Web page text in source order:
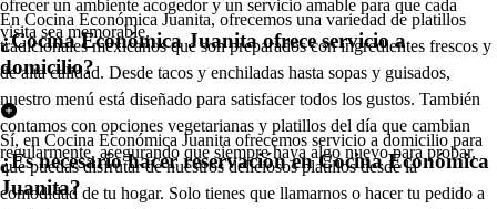
ofrecer un ambiente acogedor y un servicio amable para que cada
visita sea memorable.
En Cocina Económica Juanita, ofrecemos una variedad de platillos
tradicionales mexicanos que son preparados con ingredientes frescos y
de alta calidad. Desde tacos y enchiladas hasta sopas y guisados,
nuestro menú está diseñado para satisfacer todos los gustos. También
contamos con opciones vegetarianas y platillos del día que cambian
regularmente, asegurando que siempre haya algo nuevo para probar.
¿Cocina Económica Juanita ofrece servicio a
domicilio?
Sí, en Cocina Económica Juanita ofrecemos servicio a domicilio para
que puedas disfrutar de nuestros deliciosos platillos desde la
comodidad de tu hogar. Solo tienes que llamarnos o hacer tu pedido a
¿Es necesario hacer reservación en Cocina Económica
Juanita?